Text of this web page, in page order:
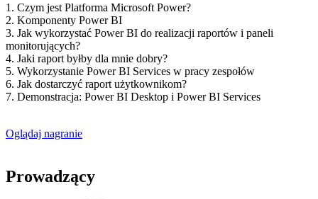
1. Czym jest Platforma Microsoft Power?
2. Komponenty Power BI
3. Jak wykorzystać Power BI do realizacji raportów i paneli
monitorujących?
4. Jaki raport byłby dla mnie dobry?
5. Wykorzystanie Power BI Services w pracy zespołów
6. Jak dostarczyć raport użytkownikom?
7. Demonstracja: Power BI Desktop i Power BI Services
Oglądaj nagranie
Prowadzący